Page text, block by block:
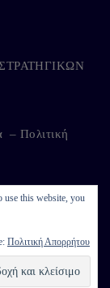
use this website, you
Πολιτική Απορρήτου
– Πολιτική